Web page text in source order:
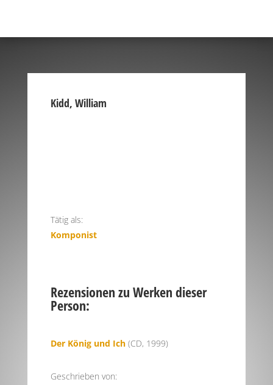
Kidd, William
Tätig als:
Komponist
Rezensionen zu Werken dieser
Person:
Der König und Ich(CD, 1999)
Geschrieben von: